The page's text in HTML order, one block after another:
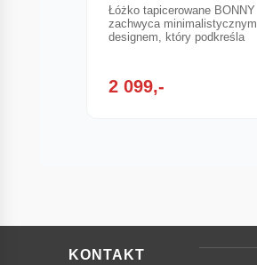
Łóżko tapicerowane BONNY
zachwyca minimalistycznym
designem, który podkreśla
2 099,-
KONTAKT